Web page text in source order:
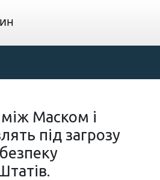
між Маском і
під загрозу